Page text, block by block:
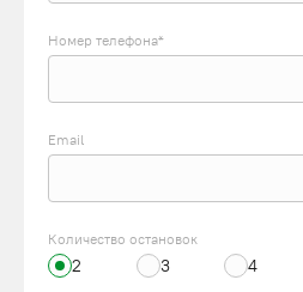
Номер телефона*
Email
Количество остановок
2 3 4